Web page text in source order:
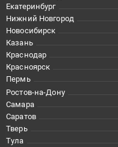
Екатеринбург
Нижний Новгород
Новосибирск
Казань
Краснодар
Красноярск
Пермь
Ростов-на-Дону
Самара
Саратов
Тверь
Тула